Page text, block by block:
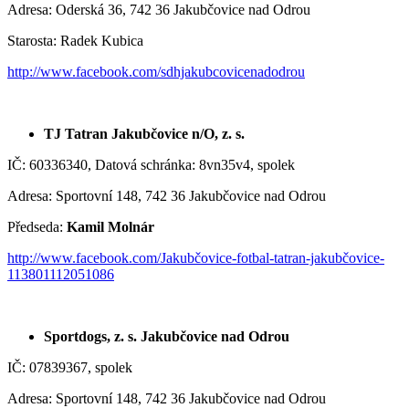
Adresa: Oderská 36, 742 36 Jakubčovice nad Odrou
Starosta: Radek Kubica
http://www.facebook.com/sdhjakubcovicenadodrou
TJ Tatran Jakubčovice n/O, z. s.
IČ: 60336340, Datová schránka: 8vn35v4, spolek
Adresa: Sportovní 148, 742 36 Jakubčovice nad Odrou
Předseda: Kamil Molnár
http://www.facebook.com/Jakubčovice-fotbal-tatran-jakubčovice-
113801112051086
Sportdogs, z. s. Jakubčovice nad Odrou
IČ: 07839367, spolek
Adresa: Sportovní 148, 742 36 Jakubčovice nad Odrou